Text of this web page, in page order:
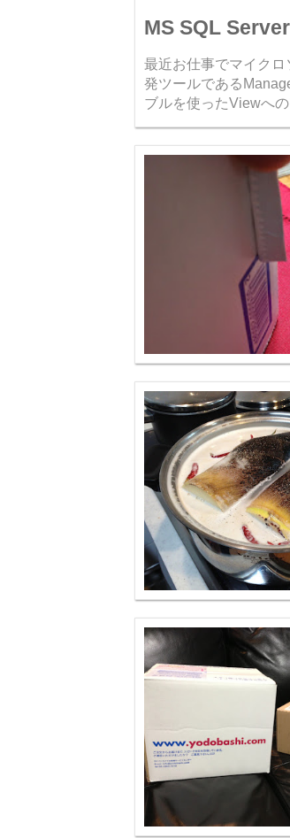
MS SQL
最近お仕事でマイク
発ツールであるManagement
ブルを使ったViewへ